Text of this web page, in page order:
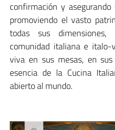
confirmación y
promoviendo el vasto
todas sus
comunidad italiana e
viva en sus mesas, en
esencia de la Cucina
abierto al mundo.